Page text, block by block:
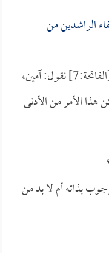
الراشدين من
[الفاتحة:7] نقول: آمين،
الأمر من الأدنى
بذاته أم لا بد من